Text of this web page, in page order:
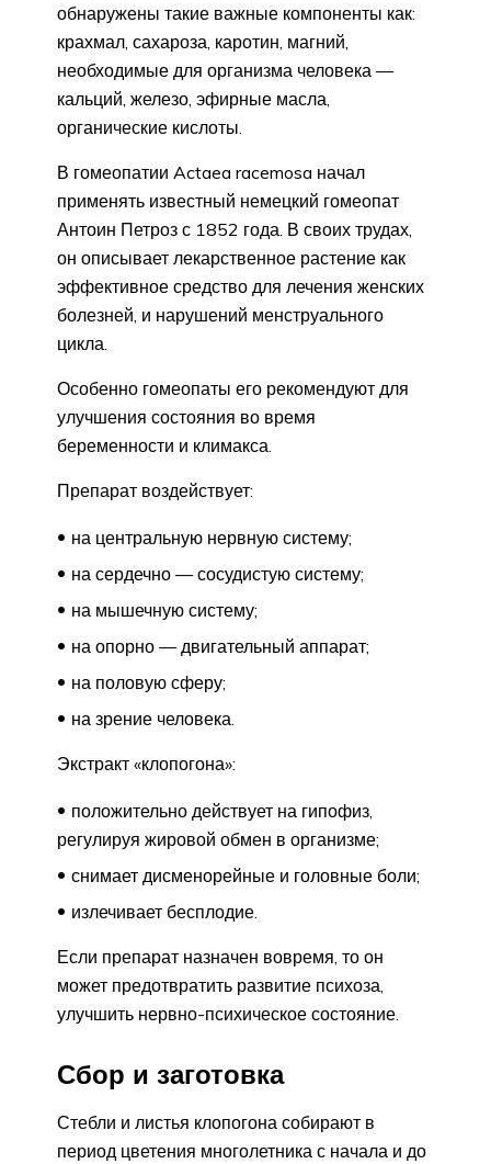
обнаружены такие важные компоненты как:
крахмал, сахароза, каротин, магний,
необходимые для организма человека —
кальций, железо, эфирные масла,
органические кислоты.
В гомеопатии Actaea racemosa начал
применять известный немецкий гомеопат
Антоин Петроз с 1852 года. В своих трудах,
он описывает лекарственное растение как
эффективное средство для лечения женских
болезней, и нарушений менструального
цикла.
Особенно гомеопаты его рекомендуют для
улучшения состояния во время
беременности и климакса.
Препарат воздействует:
на центральную нервную систему;
на сердечно — сосудистую систему;
на мышечную систему;
на опорно — двигательный аппарат;
на половую сферу;
на зрение человека.
Экстракт «клопогона»:
положительно действует на гипофиз,
регулируя жировой обмен в организме;
снимает дисменорейные и головные боли;
излечивает бесплодие.
Если препарат назначен вовремя, то он
может предотвратить развитие психоза,
улучшить нервно-психическое состояние.
Сбор и заготовка
Стебли и листья клопогона собирают в
период цветения многолетника с начала и до